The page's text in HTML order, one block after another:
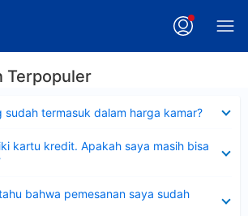
Terpopuler
sudah termasuk dalam harga kamar?
kartu kredit. Apakah saya masih bisa
bahwa pemesanan saya sudah